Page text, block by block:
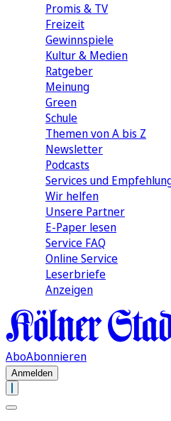
Promis & TV
Freizeit
Gewinnspiele
Kultur & Medien
Ratgeber
Meinung
Green
Schule
Themen von A bis Z
Newsletter
Podcasts
Services und
Wir helfen
Unsere Partner
E-Paper lesen
Service FAQ
Online Service
Leserbriefe
Anzeigen
AboAbonnieren
Anmelden